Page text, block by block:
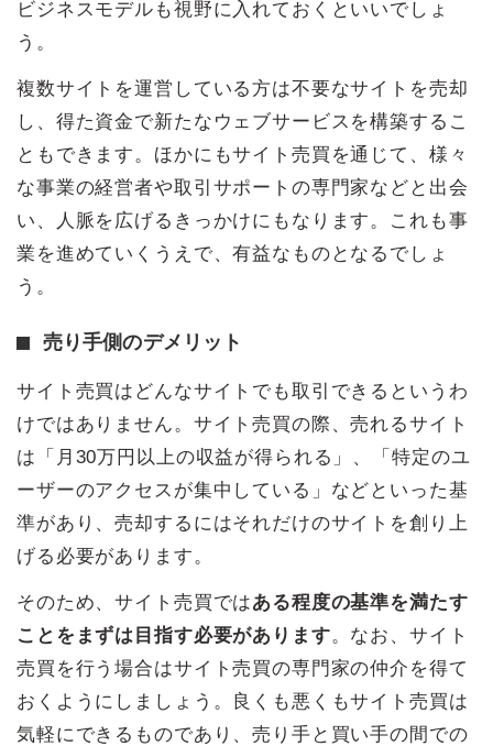
ビジネスモデルも視野に入れておくといいでしょ
う。
複数サイトを運営している方は不要なサイトを売却
し、得た資金で新たなウェブサービスを構築するこ
ともできます。ほかにもサイト売買を通じて、様々
な事業の経営者や取引サポートの専門家などと出会
い、人脈を広げるきっかけにもなります。これも事
業を進めていくうえで、有益なものとなるでしょ
う。
売り手側のデメリット
サイト売買はどんなサイトでも取引できるというわ
けではありません。サイト売買の際、売れるサイト
は「月30万円以上の収益が得られる」、「特定のユ
ーザーのアクセスが集中している」などといった基
準があり、売却するにはそれだけのサイトを創り上
げる必要があります。
そのため、サイト売買ではある程度の基準を満たす
ことをまずは目指す必要があります。なお、サイト
売買を行う場合はサイト売買の専門家の仲介を得て
おくようにしましょう。良くも悪くもサイト売買は
気軽にできるものであり、売り手と買い手の間での